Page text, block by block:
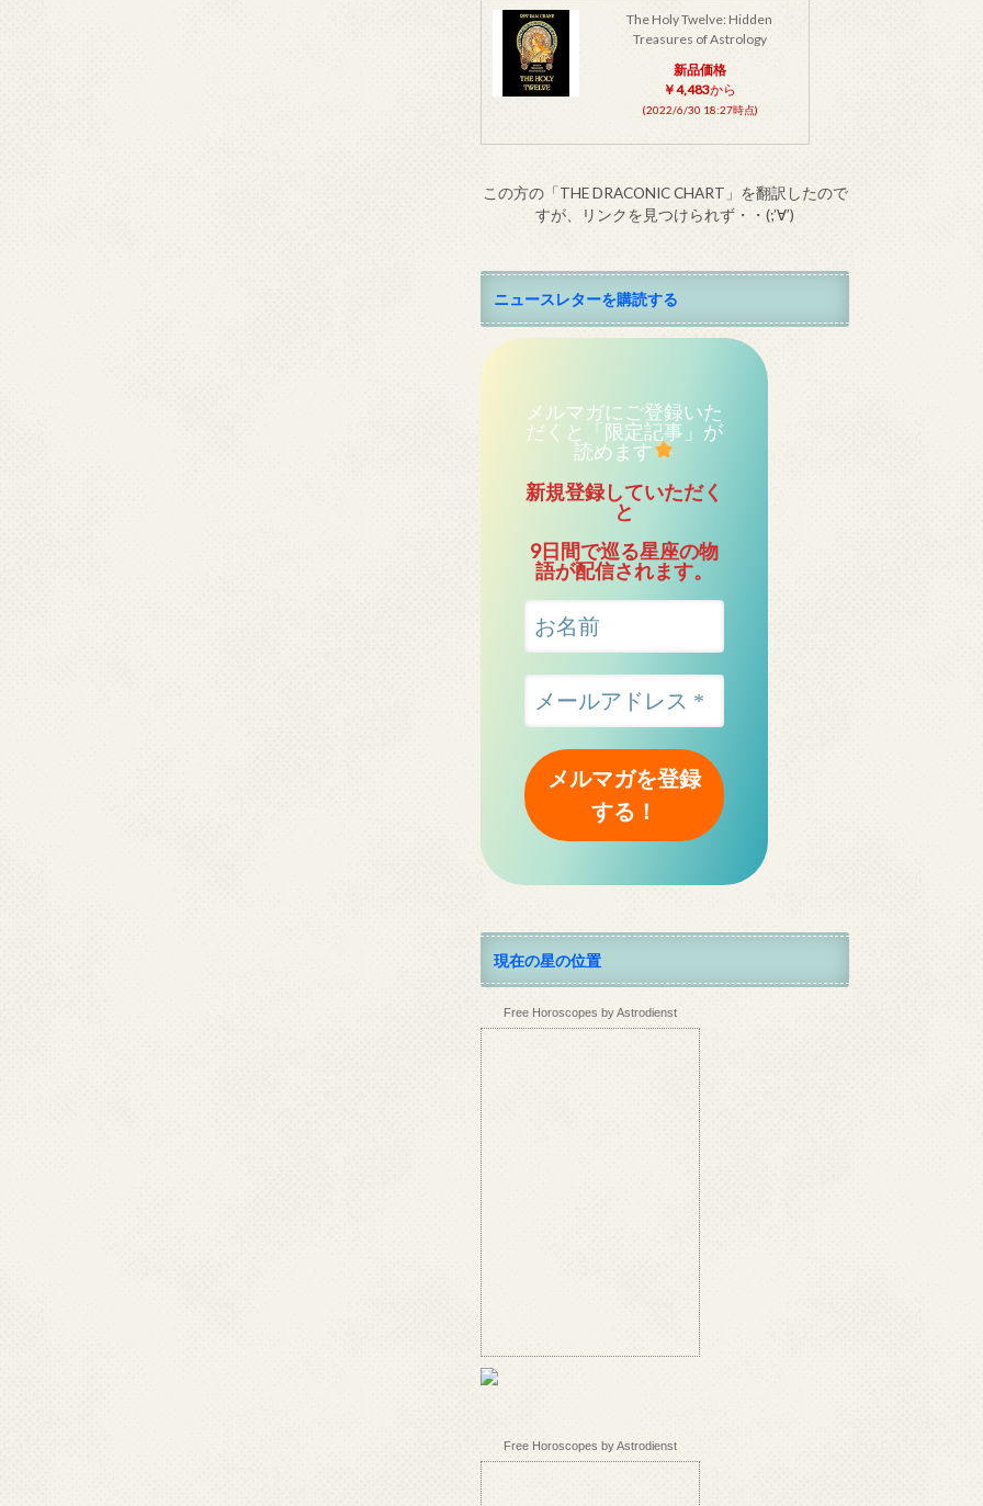
The Holy Twelve: Hidden
Treasures of Astrology
新品価格
￥4,483から
(2022/6/30 18:27時点)
この方の「THE DRACONIC CHART」を翻訳したので
すが、リンクを見つけられず・・(;’∀’)
ニュースレターを購読する
メルマガにご登録いた
だくと「限定記事」が
読めます
新規登録していただく
と
9日間で巡る星座の物
語が配信されます。
現在の星の位置
Free Horoscopes by Astrodienst
Free Horoscopes by Astrodienst